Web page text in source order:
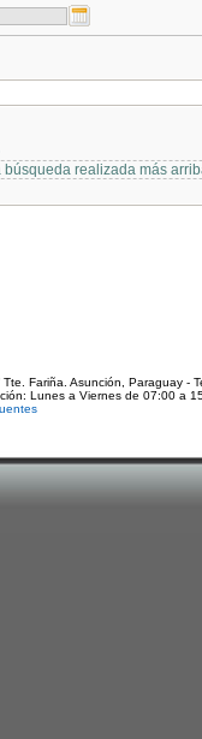
búsqueda realizada más
Fariña. Asunción, Paraguay -
Lunes a Viernes de 07:00 a